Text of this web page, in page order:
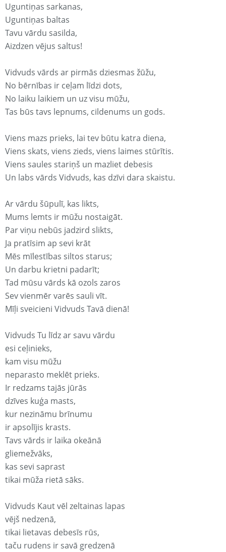
Uguntiņas sarkanas,
Uguntiņas baltas
Tavu vārdu sasilda,
Aizdzen vējus saltus!
Vidvuds vārds ar pirmās dziesmas žūžu,
No bērnības ir ceļam līdzi dots,
No laiku laikiem un uz visu mūžu,
Tas būs tavs lepnums, cildenums un gods.
Viens mazs prieks, lai tev būtu katra diena,
Viens skats, viens zieds, viens laimes stūrītis.
Viens saules stariņš un mazliet debesis
Un labs vārds Vidvuds, kas dzīvi dara skaistu.
Ar vārdu šūpulī, kas likts,
Mums lemts ir mūžu nostaigāt.
Par viņu nebūs jadzird slikts,
Ja pratīsim ap sevi krāt
Mēs mīlestības siltos starus;
Un darbu krietni padarīt;
Tad mūsu vārds kā ozols zaros
Sev vienmēr varēs sauli vīt.
Mīļi sveicieni Vidvuds Tavā dienā!
Vidvuds Tu līdz ar savu vārdu
esi ceļinieks,
kam visu mūžu
neparasto meklēt prieks.
Ir redzams tajās jūrās
dzīves kuģa masts,
kur nezināmu brīnumu
ir apsolījis krasts.
Tavs vārds ir laika okeānā
gliemežvāks,
kas sevi saprast
tikai mūža rietā sāks.
Vidvuds Kaut vēl zeltainas lapas
vējš nedzenā,
tikai lietavas debesīs rūs,
taču rudens ir savā gredzenā